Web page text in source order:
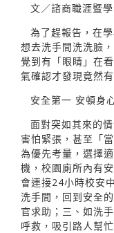
文／諮商職涯暨
為了趕報告，在
想去洗手間洗洗臉
覺到有「眼睛」在
氣確認才發現竟然
安全第一 安頓身
面對突如其來的
害怕緊張，甚至「
為優先考量，選擇
機，校園廁所內有
會連接24小時校安
洗手間，回到安全
官求助；三、如洗
呼救，吸引路人幫忙